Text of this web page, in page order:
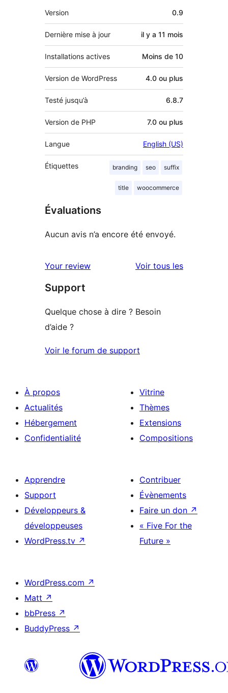
Méta
Version 0.9
Dernière mise à jour il y a 11 mois
Installations actives Moins de 10
Version de WordPress 4.0 ou plus
Testé jusqu’à 6.8.7
Version de PHP 7.0 ou plus
Langue English (US)
Étiquettes branding seo suffix
title woocommerce
Évaluations
Aucun avis n’a encore été envoyé.
Your review Voir tous lesavis
Support
Quelque chose à dire ? Besoin
d’aide ?
Voir le forum de support
À propos
Actualités
Hébergement
Confidentialité
Vitrine
Thèmes
Extensions
Compositions
Apprendre
Support
Développeurs &
développeuses
WordPress.tv ↗
Contribuer
Évènements
Faire un don ↗
« Five For the
Future »
WordPress.com ↗
Matt ↗
bbPress ↗
BuddyPress ↗